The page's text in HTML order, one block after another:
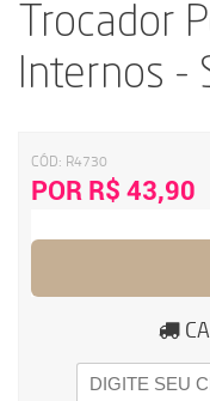
Trocador
Internos -
CÓD: R4730
POR R$ 43,90